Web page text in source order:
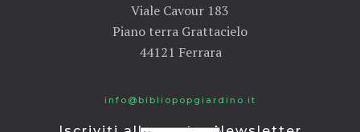
Viale Cavour 183
Piano terra Grattacielo
44121 Ferrara
info@bibliopopgiardino.it